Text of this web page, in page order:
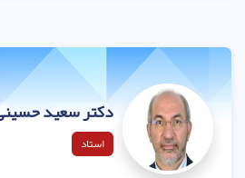
دکتر سعید
استاد